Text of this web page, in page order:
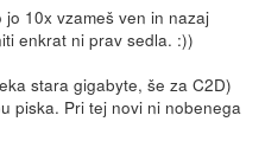
10x vzameš ven in nazaj
enkrat ni prav sedla. :))
stara gigabyte, še za C2D)
piska. Pri tej novi ni nobenega